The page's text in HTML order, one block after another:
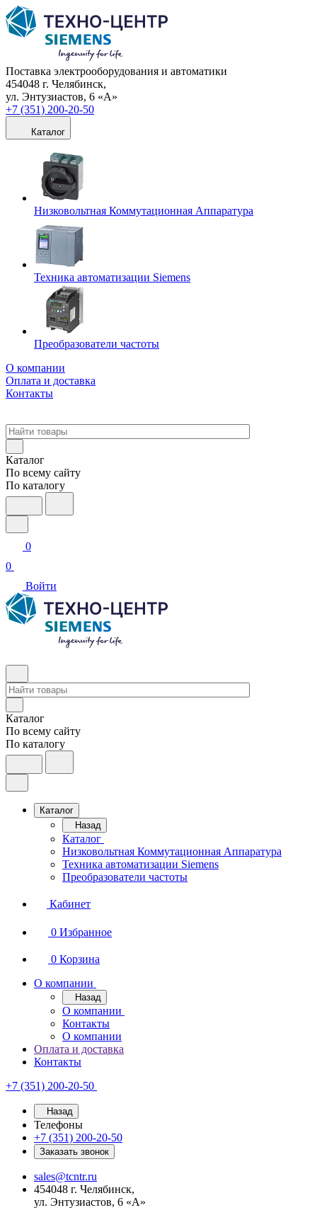
Поставка электрооборудования и автоматики
454048 г. Челябинск,
ул. Энтузиастов, 6 «А»
+7 (351) 200-20-50
Каталог
Низковольтная Коммутационная Аппаратура
Техника автоматизации Siemens
Преобразователи частоты
О компании
Оплата и доставка
Контакты
Каталог
По всему сайту
По каталогу
0
0
Войти
Каталог
По всему сайту
По каталогу
Каталог
Назад
Каталог
Низковольтная Коммутационная Аппаратура
Техника автоматизации Siemens
Преобразователи частоты
Кабинет
0 Избранное
0 Корзина
О компании
Назад
О компании
Контакты
О компании
Оплата и доставка
Контакты
+7 (351) 200-20-50
Назад
Телефоны
+7 (351) 200-20-50
Заказать звонок
sales@tcntr.ru
454048 г. Челябинск,
ул. Энтузиастов, 6 «А»